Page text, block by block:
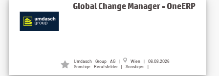
Global Change Manager - OneERP
Umdasch Group AG | Wien | 06.08.2026
Sonstige Berufsfelder | Sonstiges |